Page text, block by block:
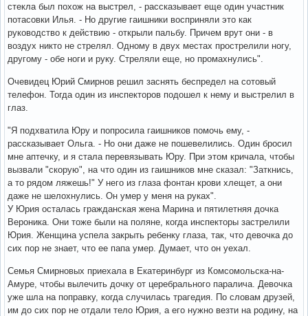
стекла был похож на выстрел, - рассказывает еще один участник
потасовки Илья. - Но другие гаишники восприняли это как
руководство к действию - открыли пальбу. Причем врут они - в
воздух никто не стрелял. Одному в двух местах прострелили ногу,
другому - обе ноги и руку. Стреляли еще, но промахнулись".
Очевидец Юрий Смирнов решил заснять беспредел на сотовый
телефон. Тогда один из инспекторов подошел к нему и выстрелил в
глаз.
"Я подхватила Юру и попросила гаишников помочь ему, -
рассказывает Ольга. - Но они даже не пошевелились. Один бросил
мне аптечку, и я стала перевязывать Юру. При этом кричала, чтобы
вызвали "скорую", на что один из гаишников мне сказал: "Заткнись,
а то рядом ляжешь!" У него из глаза фонтан крови хлещет, а они
даже не шелохнулись. Он умер у меня на руках".
У Юрия осталась гражданская жена Марина и пятилетняя дочка
Вероника. Они тоже были на поляне, когда инспекторы застрелили
Юрия. Женщина успела закрыть ребенку глаза, так, что девочка до
сих пор не знает, что ее папа умер. Думает, что он уехал.
Семья Смирновых приехала в Екатеринбург из Комсомольска-на-
Амуре, чтобы вылечить дочку от церебрального паралича. Девочка
уже шла на поправку, когда случилась трагедия. По словам друзей,
им до сих пор не отдали тело Юрия, а его нужно везти на родину, на